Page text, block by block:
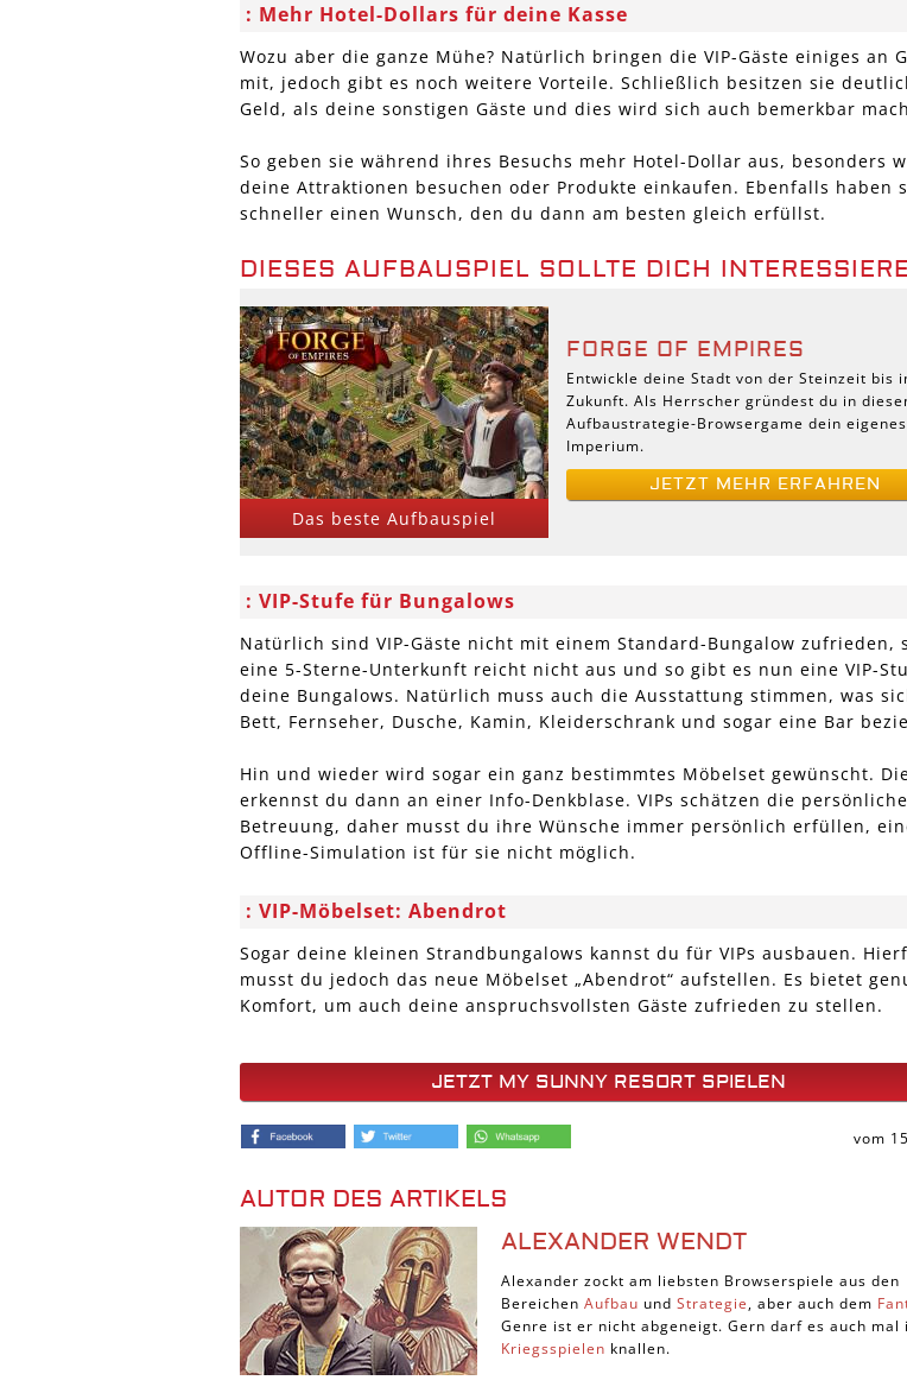
Mehr Hotel-Dollars für deine Kasse
Wozu aber die ganze Mühe? Natürlich bringen die VIP-Gäste einiges an
mit, jedoch gibt es noch weitere Vorteile. Schließlich besitzen sie
Geld, als deine sonstigen Gäste und dies wird sich auch bemerkbar
So geben sie während ihres Besuchs mehr Hotel-Dollar aus, besonders
deine Attraktionen besuchen oder Produkte einkaufen. Ebenfalls haben
schneller einen Wunsch, den du dann am besten gleich erfüllst.
DIESES AUFBAUSPIEL SOLLTE DICH
Das beste Aufbauspiel
FORGE OF EMPIRES
Entwickle deine Stadt von der Steinzeit bis
Zukunft. Als Herrscher gründest du in
Aufbaustrategie-Browsergame dein eigenes
Imperium.
JETZT MEHR ERFAHREN
VIP-Stufe für Bungalows
Natürlich sind VIP-Gäste nicht mit einem Standard-Bungalow zufrieden,
eine 5-Sterne-Unterkunft reicht nicht aus und so gibt es nun eine VIP-
deine Bungalows. Natürlich muss auch die Ausstattung stimmen, was
Bett, Fernseher, Dusche, Kamin, Kleiderschrank und sogar eine Bar
Hin und wieder wird sogar ein ganz bestimmtes Möbelset gewünscht.
erkennst du dann an einer Info-Denkblase. VIPs schätzen die persönliche
Betreuung, daher musst du ihre Wünsche immer persönlich erfüllen,
Offline-Simulation ist für sie nicht möglich.
VIP-Möbelset: Abendrot
Sogar deine kleinen Strandbungalows kannst du für VIPs ausbauen.
musst du jedoch das neue Möbelset „Abendrot“ aufstellen. Es bietet
Komfort, um auch deine anspruchsvollsten Gäste zufrieden zu stellen.
JETZT MY SUNNY RESORT SPIELEN
vom
AUTOR DES ARTIKELS
ALEXANDER WENDT
Alexander zockt am liebsten Browserspiele aus den
Bereichen Aufbau und Strategie, aber auch dem
Genre ist er nicht abgeneigt. Gern darf es auch mal
Kriegsspielen knallen.